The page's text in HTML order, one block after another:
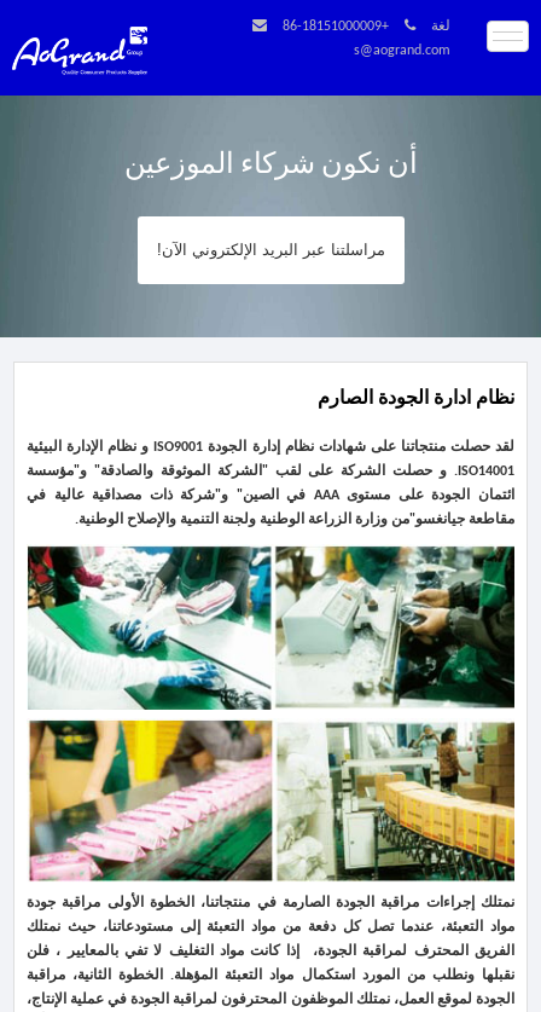
لغة
+86-18151000009
s@aogrand.com
أن نكون شركاء الموزعين
مراسلتنا عبر البريد الإلكتروني الآن!
نظام ادارة الجودة الصارم
لقد حصلت منتجاتنا على شهادات نظام إدارة الجودة ISO9001 و نظام الإدارة البيئية
ISO14001. و حصلت الشركة على لقب "الشركة الموثوقة والصادقة" و"مؤسسة
ائتمان الجودة على مستوى AAA في الصين" و"شركة ذات مصداقية عالية في
مقاطعة جيانغسو"من وزارة الزراعة الوطنية ولجنة التنمية والإصلاح الوطنية.
نمتلك إجراءات مراقبة الجودة الصارمة في منتجاتنا، الخطوة الأولى مراقبة جودة
مواد التعبئة، عندما تصل كل دفعة من مواد التعبئة إلى مستودعاتنا، حيث نمتلك
الفريق المحترف لمراقبة الجودة، إذا كانت مواد التغليف لا تفي بالمعايير ، فلن
نقبلها ونطلب من المورد استكمال مواد التعبئة المؤهلة. الخطوة الثانية، مراقبة
الجودة لموقع العمل، نمتلك الموظفون المحترفون لمراقبة الجودة في عملية الإنتاج،